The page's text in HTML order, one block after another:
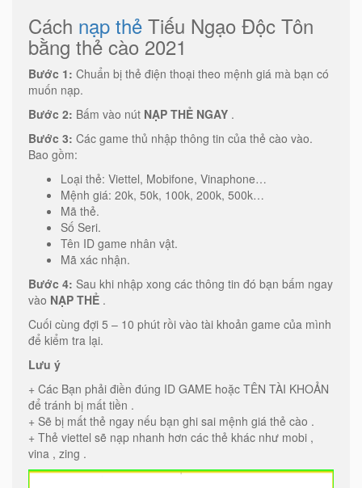
Cách nạp thẻ Tiếu Ngạo Độc Tôn
bằng thẻ cào 2021
Bước 1: Chuẩn bị thẻ điện thoại theo mệnh giá mà bạn có
muốn nạp.
Bước 2: Bấm vào nút NẠP THẺ NGAY .
Bước 3: Các game thủ nhập thông tin của thẻ cào vào.
Bao gồm:
Loại thẻ: Viettel, Mobifone, Vinaphone…
Mệnh giá: 20k, 50k, 100k, 200k, 500k…
Mã thẻ.
Số Seri.
Tên ID game nhân vật.
Mã xác nhận.
Bước 4: Sau khi nhập xong các thông tin đó bạn bấm ngay
vào NẠP THẺ .
Cuối cùng đợi 5 – 10 phút rồi vào tài khoản game của mình
để kiểm tra lại.
Lưu ý
+ Các Bạn phải điền đúng ID GAME hoặc TÊN TÀI KHOẢN
để tránh bị mất tiền .
+ Sẽ bị mất thẻ ngay nếu bạn ghi sai mệnh giá thẻ cào .
+ Thẻ viettel sẽ nạp nhanh hơn các thẻ khác như mobi ,
vina , zing .